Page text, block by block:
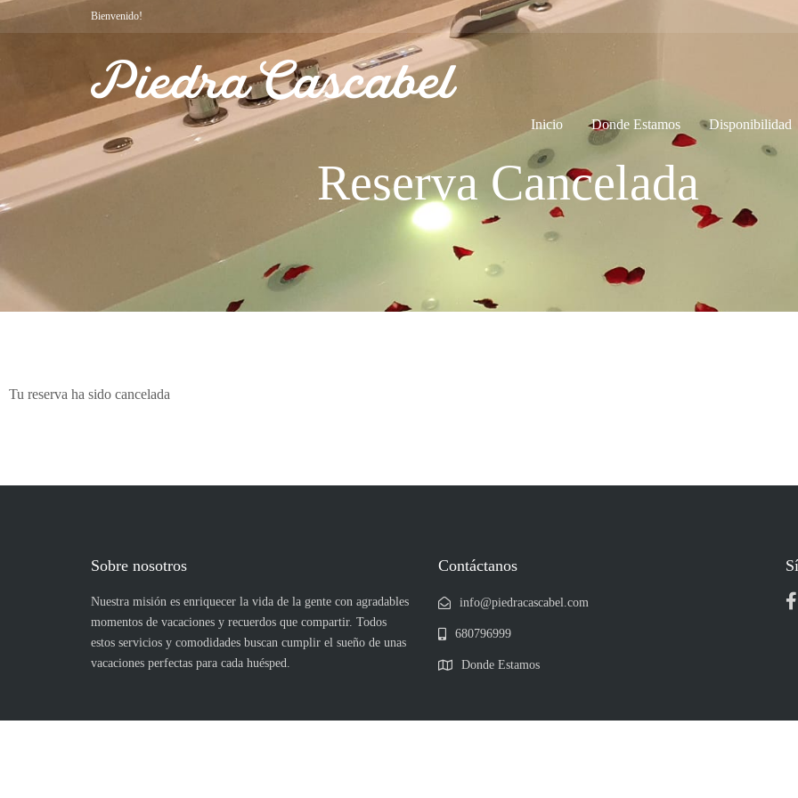
Bienvenido!
Inicio Donde Estamos Disponibilidad
Reserva Cancelada
Tu reserva ha sido cancelada
Sobre nosotros
Nuestra misión es enriquecer la vida de la gente con agradables
momentos de vacaciones y recuerdos que compartir. Todos
estos servicios y comodidades buscan cumplir el sueño de unas
vacaciones perfectas para cada huésped.
Contáctanos
info@piedracascabel.com
680796999
Donde Estamos